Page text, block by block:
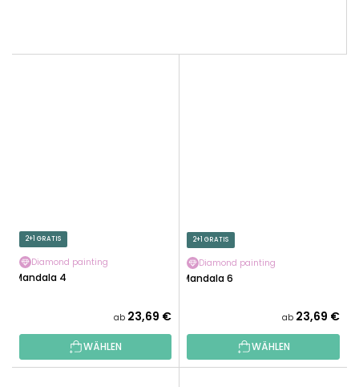
2+1 GRATIS
Diamond painting
Mandala 4
ab 23,69 €
WÄHLEN
2+1 GRATIS
Diamond painting
Mandala 6
ab 23,69 €
WÄHLEN